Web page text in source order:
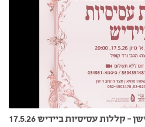
קללות עסיסיות ביידיש 17.5.26